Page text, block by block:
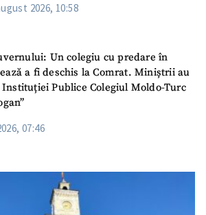
2026, 10:58
Un colegiu cu predare în
a fi deschis la Comrat. Miniștrii au
Publice Colegiul Moldo-Turc
07:46